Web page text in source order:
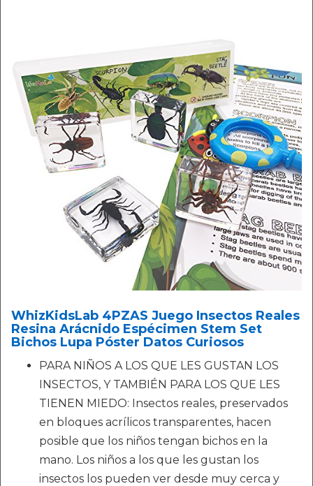
WhizKidsLab 4PZAS Juego Insectos Reales
Resina Arácnido Espécimen Stem Set
Bichos Lupa Póster Datos Curiosos
PARA NIÑOS A LOS QUE LES GUSTAN LOS
INSECTOS, Y TAMBIÉN PARA LOS QUE LES
TIENEN MIEDO: Insectos reales, preservados
en bloques acrílicos transparentes, hacen
posible que los niños tengan bichos en la
mano. Los niños a los que les gustan los
insectos los pueden ver desde muy cerca y